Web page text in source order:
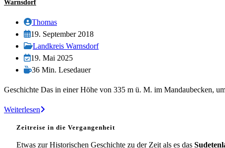
Warnsdorf
Beitrags-
Autor:
Thomas
Beitrag
veröffentlicht:
19. September 2018
Beitrags-
Kategorie:
Landkreis Warnsdorf
Beitrag
zuletzt
am:
19. Mai 2025
Lesedauer:
36 Min. Lesedauer
Geschichte Das in einer Höhe von 335 m ü. M. im Mandaubecken,
WeiterlesenWarnsdorf
Zeitreise in die Vergangenheit
Etwas zur Historischen Geschichte zu der Zeit als es das